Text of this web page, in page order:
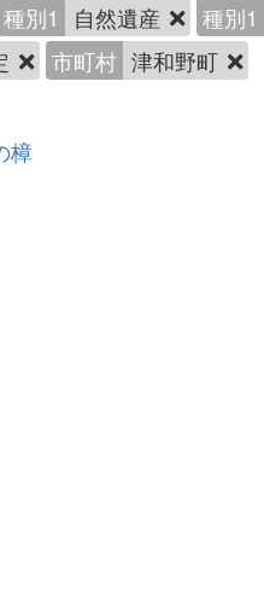
種別1 自然遺産
種別1
市町村 津和野町
樟